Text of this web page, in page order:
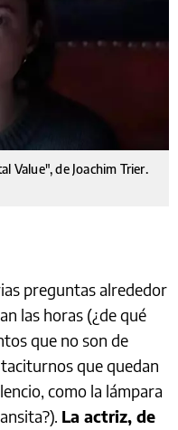
Value", de Joachim Trier.
preguntas alrededor
las horas (¿de qué
que no son de
que quedan
como la lámpara
La actriz, de